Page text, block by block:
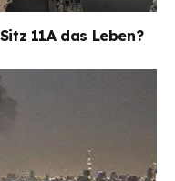
11A das Leben?